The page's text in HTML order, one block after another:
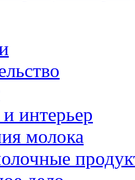
интерьер
молока